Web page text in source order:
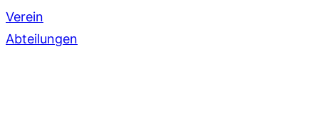
Verein
Abteilungen